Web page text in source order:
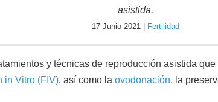
asistida.
17 Junio 2021 | Fertilidad
y técnicas de reproducción asistida
in Vitro (FIV), así como la ovodonación, la